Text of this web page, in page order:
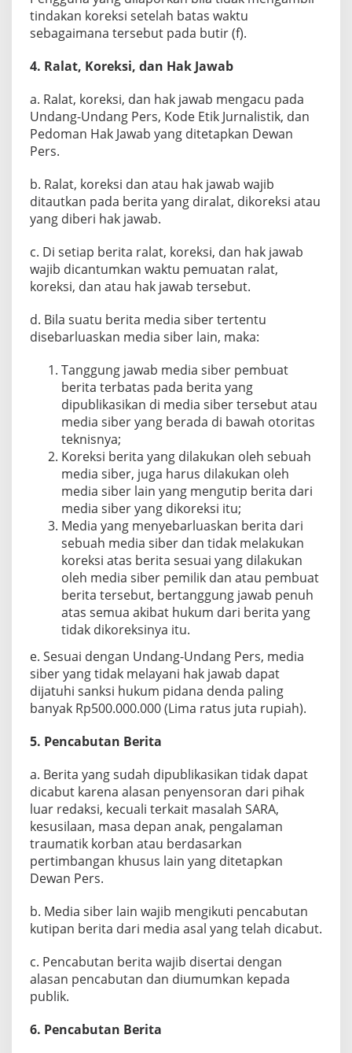
tindakan koreksi setelah batas waktu
sebagaimana tersebut pada butir (f).
4. Ralat, Koreksi, dan Hak Jawab
a. Ralat, koreksi, dan hak jawab mengacu pada
Undang-Undang Pers, Kode Etik Jurnalistik, dan
Pedoman Hak Jawab yang ditetapkan Dewan
Pers.
b. Ralat, koreksi dan atau hak jawab wajib
ditautkan pada berita yang diralat, dikoreksi atau
yang diberi hak jawab.
c. Di setiap berita ralat, koreksi, dan hak jawab
wajib dicantumkan waktu pemuatan ralat,
koreksi, dan atau hak jawab tersebut.
d. Bila suatu berita media siber tertentu
disebarluaskan media siber lain, maka:
Tanggung jawab media siber pembuat
berita terbatas pada berita yang
dipublikasikan di media siber tersebut atau
media siber yang berada di bawah otoritas
teknisnya;
Koreksi berita yang dilakukan oleh sebuah
media siber, juga harus dilakukan oleh
media siber lain yang mengutip berita dari
media siber yang dikoreksi itu;
Media yang menyebarluaskan berita dari
sebuah media siber dan tidak melakukan
koreksi atas berita sesuai yang dilakukan
oleh media siber pemilik dan atau pembuat
berita tersebut, bertanggung jawab penuh
atas semua akibat hukum dari berita yang
tidak dikoreksinya itu.
e. Sesuai dengan Undang-Undang Pers, media
siber yang tidak melayani hak jawab dapat
dijatuhi sanksi hukum pidana denda paling
banyak Rp500.000.000 (Lima ratus juta rupiah).
5. Pencabutan Berita
a. Berita yang sudah dipublikasikan tidak dapat
dicabut karena alasan penyensoran dari pihak
luar redaksi, kecuali terkait masalah SARA,
kesusilaan, masa depan anak, pengalaman
traumatik korban atau berdasarkan
pertimbangan khusus lain yang ditetapkan
Dewan Pers.
b. Media siber lain wajib mengikuti pencabutan
kutipan berita dari media asal yang telah dicabut.
c. Pencabutan berita wajib disertai dengan
alasan pencabutan dan diumumkan kepada
publik.
6. Pencabutan Berita